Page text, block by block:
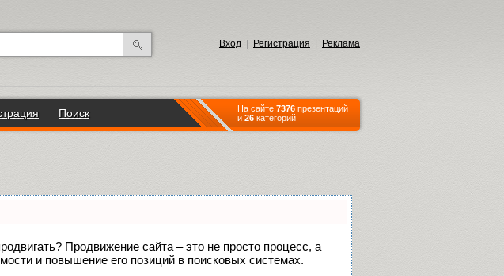
Вход Регистрация Реклама
Поиск На сайте 7376 презентаций
и 26 категорий
Продвижение сайта – это не просто процесс, а
и повышение его позиций в поисковых системах.